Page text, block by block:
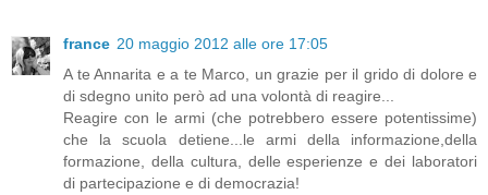
france 20 maggio 2012 alle ore 17:05
A te Annarita e a te Marco, un grazie per il grido di dolore e
di sdegno unito però ad una volontà di reagire...
Reagire con le armi (che potrebbero essere potentissime)
che la scuola detiene...le armi della informazione,della
formazione, della cultura, delle esperienze e dei laboratori
di partecipazione e di democrazia!